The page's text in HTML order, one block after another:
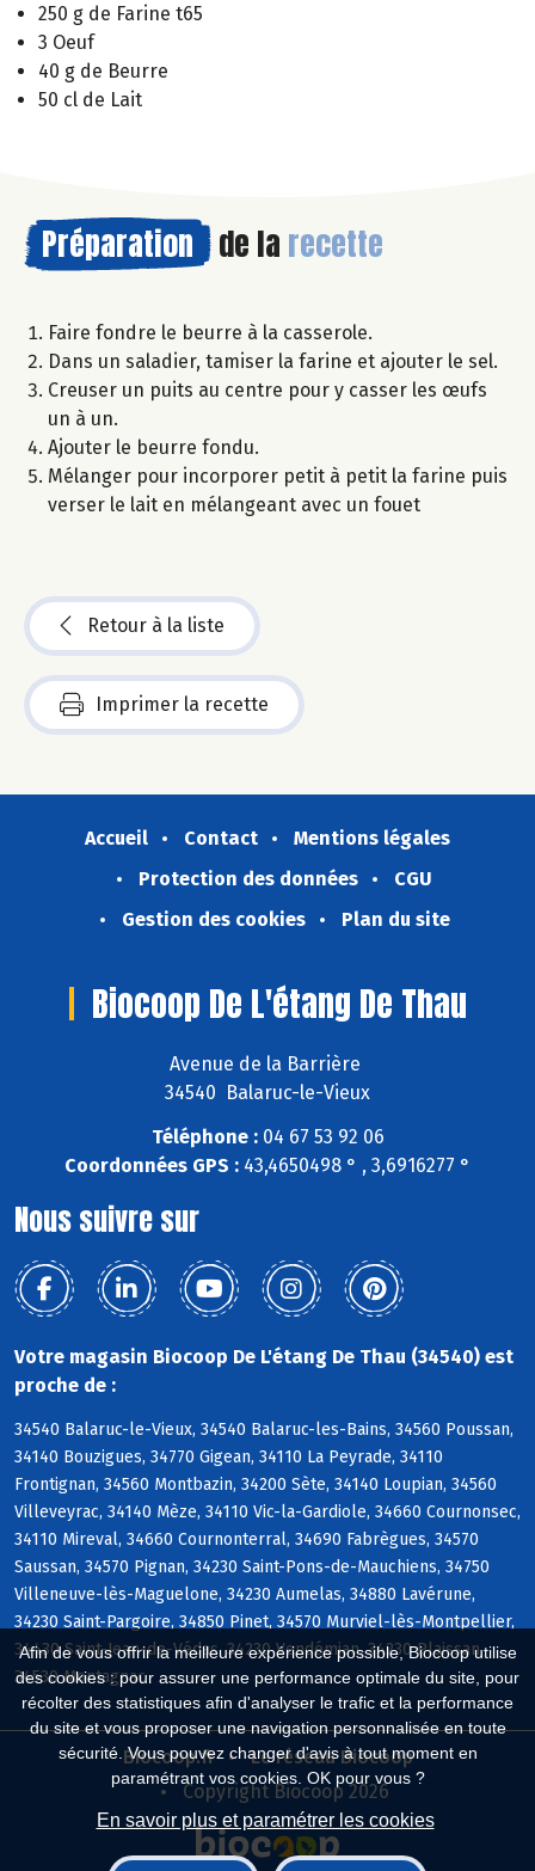
Afin de vous offrir la meilleure expérience possible, Biocoop utilise
des cookies : pour assurer une performance optimale du site, pour
récolter des statistiques afin d'analyser le trafic et la performance
du site et vous proposer une navigation personnalisée en toute
sécurité. Vous pouvez changer d'avis à tout moment en
paramétrant vos cookies. OK pour vous ?
En savoir plus et paramétrer les cookies
250 g de Farine t65
3 Oeuf
40 g de Beurre
50 cl de Lait
Préparation de la recette
Faire fondre le beurre à la casserole.
Dans un saladier, tamiser la farine et ajouter le sel.
Creuser un puits au centre pour y casser les œufs
un à un.
Ajouter le beurre fondu.
Mélanger pour incorporer petit à petit la farine puis
verser le lait en mélangeant avec un fouet
Retour à la liste
Imprimer la recette
Accueil Contact
Mentions légales
Protection des données
CGU
Gestion des cookies
Plan du site
Biocoop De L'étang De Thau
Avenue de la Barrière
34540 Balaruc-le-Vieux
Téléphone :04 67 53 92 06
Coordonnées GPS : 43,4650498 ° , 3,6916277 °
Nous suivre sur
Votre magasin Biocoop De L'étang De Thau (34540) est
proche de :
34540 Balaruc-le-Vieux, 34540 Balaruc-les-Bains, 34560 Poussan,
34140 Bouzigues, 34770 Gigean, 34110 La Peyrade, 34110
Frontignan, 34560 Montbazin, 34200 Sète, 34140 Loupian, 34560
Villeveyrac, 34140 Mèze, 34110 Vic-la-Gardiole, 34660 Cournonsec,
34110 Mireval, 34660 Cournonterral, 34690 Fabrègues, 34570
Saussan, 34570 Pignan, 34230 Saint-Pons-de-Mauchiens, 34750
Villeneuve-lès-Maguelone, 34230 Aumelas, 34880 Lavérune,
34230 Saint-Pargoire, 34850 Pinet, 34570 Murviel-lès-Montpellier,
34430 Saint-Jean-de-Védas, 34230 Vendémian, 34230 Plaissan,
34530 Montagnac
Biocoop.fr
Le réseau Biocoop
Copyright Biocoop 2026